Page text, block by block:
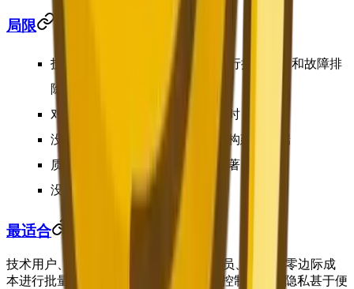
局限
技术门槛高
——需要GPU、命令行操作能力和故障排
除技能
对初学者来说设置可能需要数小时
没有官方用户界面——依赖社区构建的前端
质量因模型和设置不同而差异显著
没有内置文字渲染功能
最适合
技术用户、开发者、AI爱好者、研究人员、需要以零边际成
本进行批量生成的团队，以及重视完全控制和数据隐私甚于便